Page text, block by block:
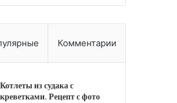
Комментарии
Котлеты из судака с
креветками. Рецепт с фото